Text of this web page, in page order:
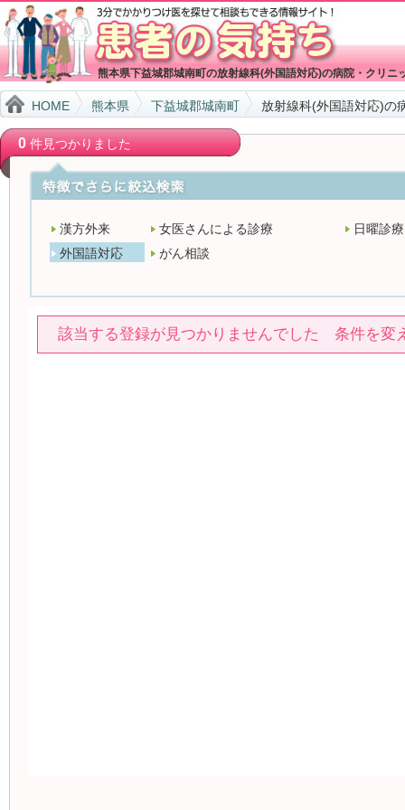
熊本県下益城郡城南町の放射線科(外国語対応)の病院・クリニ
HOME 熊本県 下益城郡城南町 放射線科(外国語対応)の
0件見つかりました
漢方外来 女医さんによる診療
日曜診療
外国語対応
がん相談
該当する登録が見つかりませんでした 条件を